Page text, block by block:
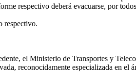
respectivo deberá evacuarse, por
respectivo.
el Ministerio de Transportes y
reconocidamente especializada en el